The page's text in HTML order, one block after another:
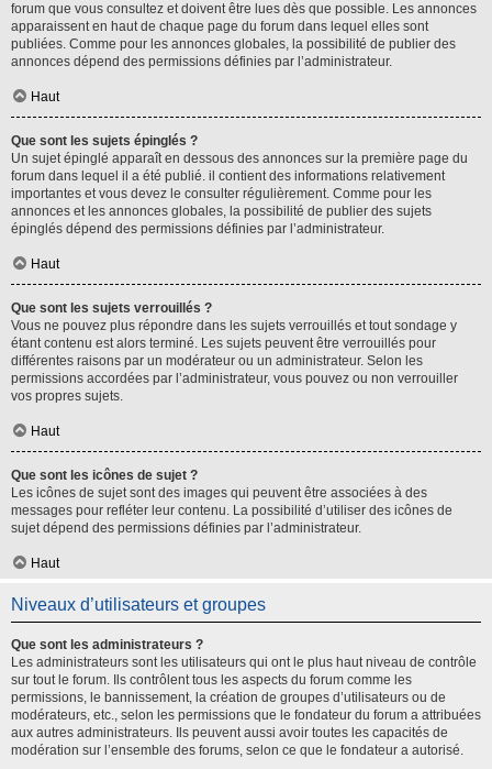
forum que vous consultez et doivent être lues dès que possible. Les annonces
apparaissent en haut de chaque page du forum dans lequel elles sont
publiées. Comme pour les annonces globales, la possibilité de publier des
annonces dépend des permissions définies par l’administrateur.
Haut
Que sont les sujets épinglés ?
Un sujet épinglé apparaît en dessous des annonces sur la première page du
forum dans lequel il a été publié. il contient des informations relativement
importantes et vous devez le consulter régulièrement. Comme pour les
annonces et les annonces globales, la possibilité de publier des sujets
épinglés dépend des permissions définies par l’administrateur.
Haut
Que sont les sujets verrouillés ?
Vous ne pouvez plus répondre dans les sujets verrouillés et tout sondage y
étant contenu est alors terminé. Les sujets peuvent être verrouillés pour
différentes raisons par un modérateur ou un administrateur. Selon les
permissions accordées par l’administrateur, vous pouvez ou non verrouiller
vos propres sujets.
Haut
Que sont les icônes de sujet ?
Les icônes de sujet sont des images qui peuvent être associées à des
messages pour refléter leur contenu. La possibilité d’utiliser des icônes de
sujet dépend des permissions définies par l’administrateur.
Haut
Niveaux d’utilisateurs et groupes
Que sont les administrateurs ?
Les administrateurs sont les utilisateurs qui ont le plus haut niveau de contrôle
sur tout le forum. Ils contrôlent tous les aspects du forum comme les
permissions, le bannissement, la création de groupes d’utilisateurs ou de
modérateurs, etc., selon les permissions que le fondateur du forum a attribuées
aux autres administrateurs. Ils peuvent aussi avoir toutes les capacités de
modération sur l’ensemble des forums, selon ce que le fondateur a autorisé.